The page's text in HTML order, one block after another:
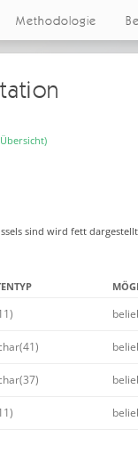
Methodologie
sind wird fett